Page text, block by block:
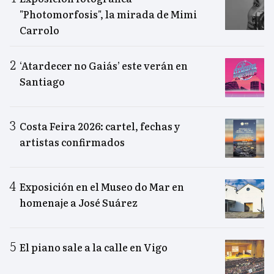
"Photomorfosis", la mirada de Mimi
Carrolo
‘Atardecer no Gaiás’ este verán en
Santiago
Costa Feira 2026: cartel, fechas y
artistas confirmados
Exposición en el Museo do Mar en
homenaje a José Suárez
El piano sale a la calle en Vigo